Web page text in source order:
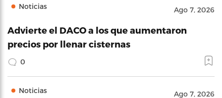
Noticias Ago 7, 2026
Advierte el DACO a los que aumentaron
precios por llenar cisternas
0
Noticias Ago 7, 2026